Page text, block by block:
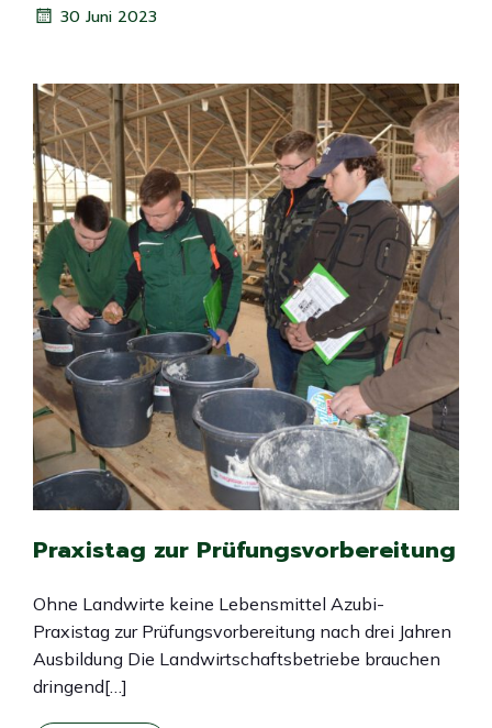
30 Juni 2023
Praxistag zur Prüfungsvorbereitung
Ohne Landwirte keine Lebensmittel Azubi-
Praxistag zur Prüfungsvorbereitung nach drei Jahren
Ausbildung Die Landwirtschaftsbetriebe brauchen
dringend[…]